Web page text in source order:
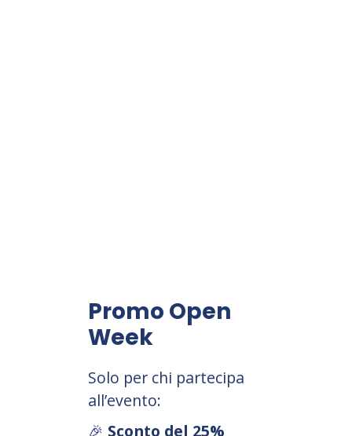
Promo Open
Week
Solo per chi partecipa
all’evento:
🎉 Sconto del 25%